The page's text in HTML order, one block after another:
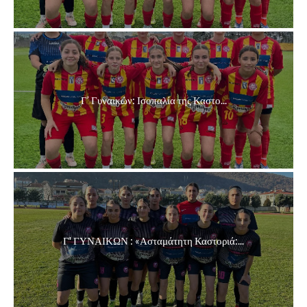
Γ’ Γυναικών: Ισοπαλία της Καστο...
Γ' ΓΥΝΑΙΚΩΝ : «Ασταμάτητη Καστοριά:...